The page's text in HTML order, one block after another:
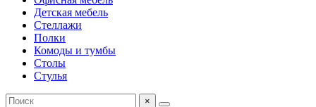
Детская мебель
Стеллажи
Полки
Комоды и тумбы
Столы
Стулья
×